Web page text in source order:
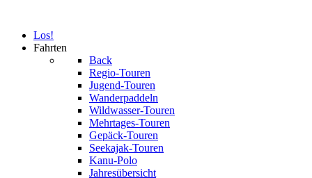
Los!
Fahrten
Back
Regio-Touren
Jugend-Touren
Wanderpaddeln
Wildwasser-Touren
Mehrtages-Touren
Gepäck-Touren
Seekajak-Touren
Kanu-Polo
Jahresübersicht